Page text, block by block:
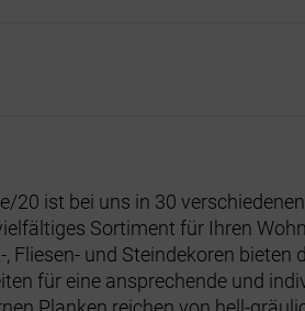
20 ist bei uns in 30
Sortiment für Ihren
Fliesen- und Steindekoren bieten
für eine ansprechende und